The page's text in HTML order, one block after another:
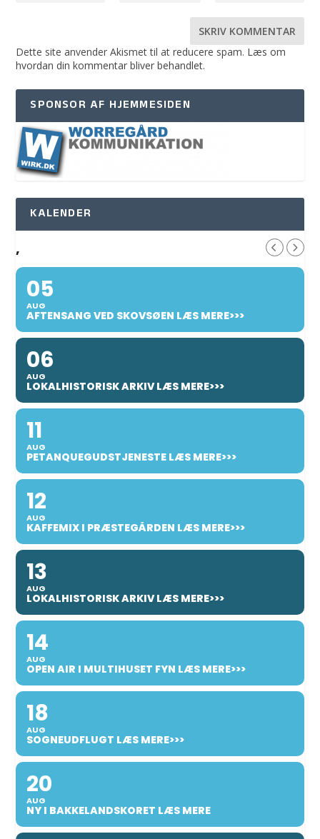
Dette site anvender Akismet til at reducere spam. Læs om
hvordan din kommentar bliver behandlet.
SPONSOR AF HJEMMESIDEN
KALENDER
,
05
AUG
AFTENSANG VED SKOVSØEN LÆS MERE>>>
06
AUG
LOKALHISTORISK ARKIV LÆS MERE>>>
11
AUG
PETANQUEGUDSTJENESTE LÆS MERE>>>
12
AUG
KAFFEMIX I PRÆSTEGÅRDEN LÆS MERE>>>
13
AUG
LOKALHISTORISK ARKIV LÆS MERE>>>
14
AUG
OPEN AIR I MULTIHUSET FYN LÆS MERE>>>
18
AUG
SOGNEUDFLUGT LÆS MERE>>>
20
AUG
NY I BAKKELANDSKORET LÆS MERE